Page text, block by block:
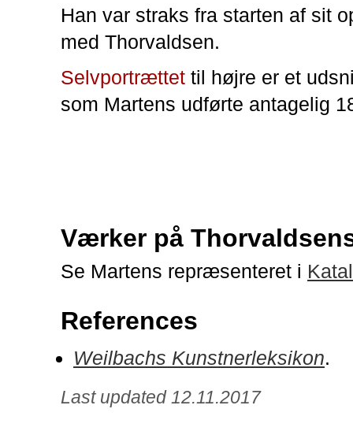
Han var straks fra starten af sit
med Thorvaldsen.
Selvportrættet til højre er et
som Martens udførte antagelig
Værker på
Se Martens repræsenteret i
References
Weilbachs Kunstnerleksikon.
Last updated 12.11.2017